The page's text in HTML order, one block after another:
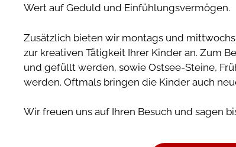
Wert auf Geduld und Einfühlungsvermögen.
Zusätzlich bieten wir montags und
zur kreativen Tätigkeit Ihrer Kinder an. Zum
und gefüllt werden, sowie Ostsee-Steine,
werden. Oftmals bringen die Kinder auch
Wir freuen uns auf Ihren Besuch und sagen